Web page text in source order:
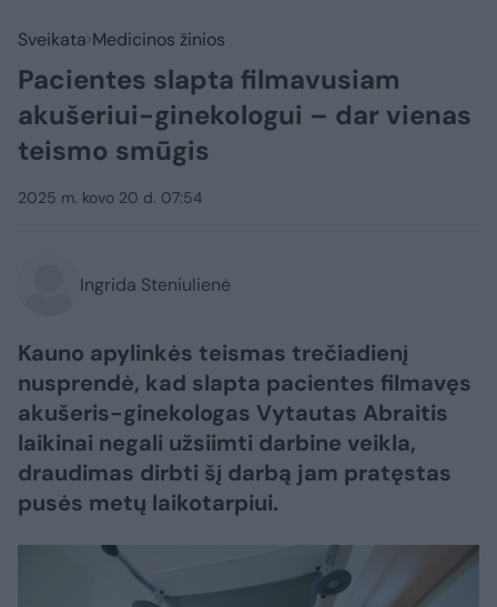
Sveikata Medicinos žinios
Pacientes slapta filmavusiam
akušeriui-ginekologui – dar vienas
teismo smūgis
2025 m. kovo 20 d. 07:54
Ingrida Steniulienė
Kauno apylinkės teismas trečiadienį
nusprendė, kad slapta pacientes filmavęs
akušeris-ginekologas Vytautas Abraitis
laikinai negali užsiimti darbine veikla,
draudimas dirbti šį darbą jam pratęstas
pusės metų laikotarpiui.